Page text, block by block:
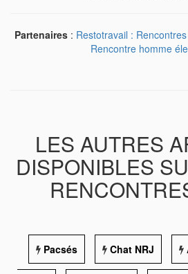
Partenaires: Restotravail :
Rencontre homme
LES AUTRES
DISPONIBLES
Pacsés Chat NRJ